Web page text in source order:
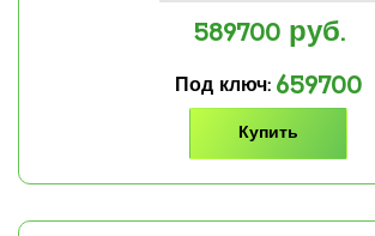
589700 руб.
Под ключ: 659700
Купить